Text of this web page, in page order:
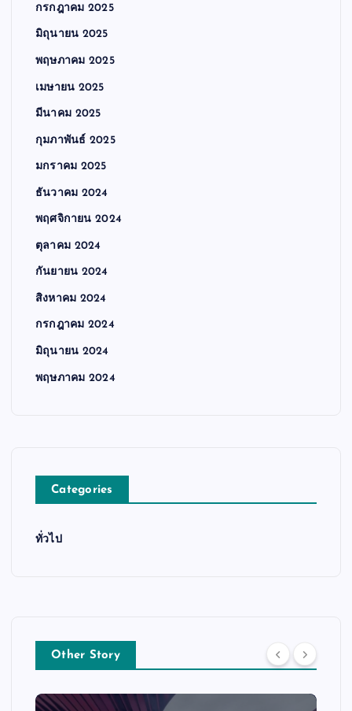
กรกฎาคม 2025
มิถุนายน 2025
พฤษภาคม 2025
เมษายน 2025
มีนาคม 2025
กุมภาพันธ์ 2025
มกราคม 2025
ธันวาคม 2024
พฤศจิกายน 2024
ตุลาคม 2024
กันยายน 2024
สิงหาคม 2024
กรกฎาคม 2024
มิถุนายน 2024
พฤษภาคม 2024
Categories
ทั่วไป
Other Story